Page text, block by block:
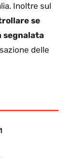
Inoltre sul
se
segnalata
delle